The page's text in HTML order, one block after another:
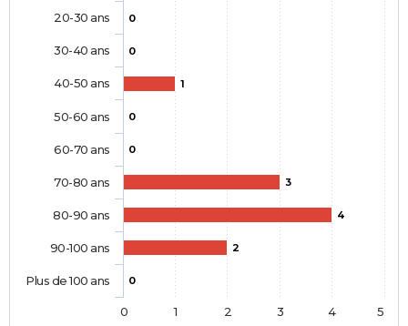
0
0
1
0
0
3
4
2
0
20-30 ans
30-40 ans
40-50 ans
50-60 ans
60-70 ans
70-80 ans
80-90 ans
90-100 ans
Plus de 100 ans
0 1 2 3 4 5